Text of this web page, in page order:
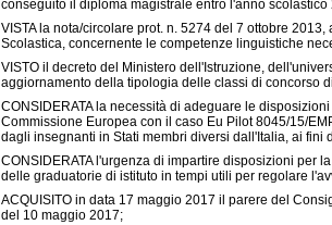
conseguito il diploma magistrale entro l'anno scolastico
VISTA la nota/circolare prot. n. 5274 del 7 ottobre
Scolastica, concernente le competenze linguistiche
VISTO il decreto del Ministero dell'Istruzione,
aggiornamento della tipologia delle classi di concorso
CONSIDERATA la necessità di adeguare le
Commissione Europea con il caso Eu Pilot 8045/15/
dagli insegnanti in Stati membri diversi dall'Italia, ai
CONSIDERATA l'urgenza di impartire disposizioni per
delle graduatorie di istituto in tempi utili per regolare
ACQUISITO in data 17 maggio 2017 il parere del
del 10 maggio 2017;